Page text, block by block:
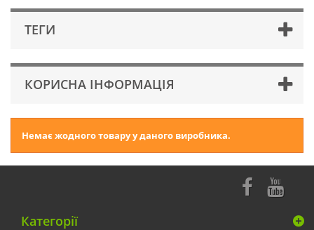
ТЕГИ
КОРИСНА ІНФОРМАЦІЯ
Немає жодного товару у даного виробника.
Категорії